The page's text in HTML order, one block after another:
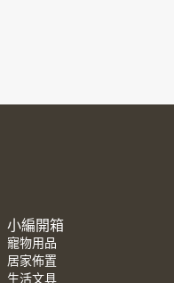
小編開箱
寵物用品
居家佈置
生活文具